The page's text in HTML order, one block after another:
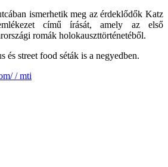
ismerhetik meg az érdeklődők Katz
című írását, amely az első
romák holokauszttörténetéből.
és street food séták is a negyedben.
/ mti